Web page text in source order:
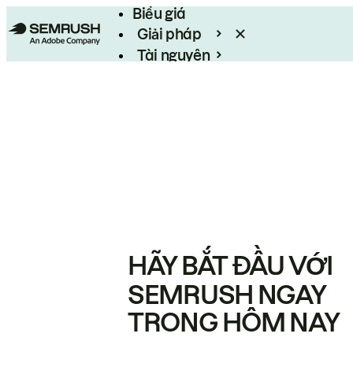
Biểu giá
Giải pháp
Tài nguyên
HÃY BẮT ĐẦU VỚI
SEMRUSH NGAY
TRONG HÔM NAY